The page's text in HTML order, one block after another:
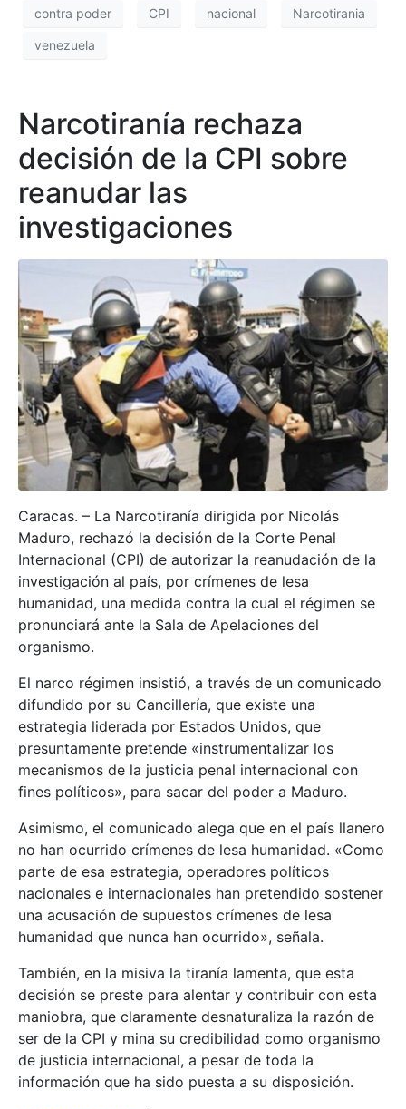
contra poder CPI nacional Narcotirania
venezuela
Narcotiranía rechaza
decisión de la CPI sobre
reanudar las
investigaciones
Caracas. – La Narcotiranía dirigida por Nicolás
Maduro, rechazó la decisión de la Corte Penal
Internacional (CPI) de autorizar la reanudación de la
investigación al país, por crímenes de lesa
humanidad, una medida contra la cual el régimen se
pronunciará ante la Sala de Apelaciones del
organismo.
El narco régimen insistió, a través de un comunicado
difundido por su Cancillería, que existe una
estrategia liderada por Estados Unidos, que
presuntamente pretende «instrumentalizar los
mecanismos de la justicia penal internacional con
fines políticos», para sacar del poder a Maduro.
Asimismo, el comunicado alega que en el país llanero
no han ocurrido crímenes de lesa humanidad. «Como
parte de esa estrategia, operadores políticos
nacionales e internacionales han pretendido sostener
una acusación de supuestos crímenes de lesa
humanidad que nunca han ocurrido», señala.
También, en la misiva la tiranía lamenta, que esta
decisión se preste para alentar y contribuir con esta
maniobra, que claramente desnaturaliza la razón de
ser de la CPI y mina su credibilidad como organismo
de justicia internacional, a pesar de toda la
información que ha sido puesta a su disposición.